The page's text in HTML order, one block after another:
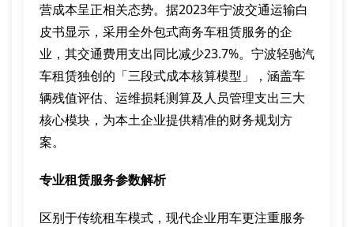
营成本呈正相关态势。据2023年宁波交通运输白
皮书显示，采用全外包式商务车租赁服务的企
业，其交通费用支出同比减少23.7%。宁波轻驰汽
车租赁独创的「三段式成本核算模型」，涵盖车
辆残值评估、运维损耗测算及人员管理支出三大
核心模块，为本土企业提供精准的财务规划方
案。
专业租赁服务参数解析
区别于传统租车模式，现代企业用车更注重服务